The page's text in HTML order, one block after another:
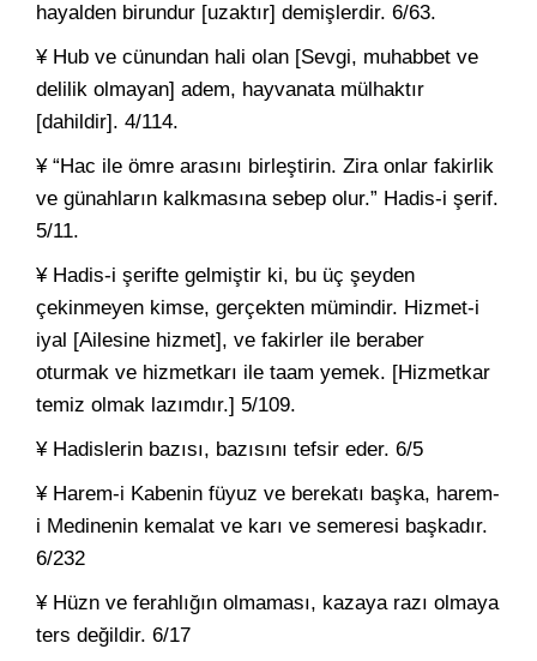
hayalden birundur [uzaktır] demişlerdir. 6/63.
¥ Hub ve cünundan hali olan [Sevgi, muhabbet ve
delilik olmayan] adem, hayvanata mülhaktır
[dahildir]. 4/114.
¥ “Hac ile ömre arasını birleştirin. Zira onlar fakirlik
ve günahların kalkmasına sebep olur.” Hadis-i şerif.
5/11.
¥ Hadis-i şerifte gelmiştir ki, bu üç şeyden
çekinmeyen kimse, gerçekten mümindir. Hizmet-i
iyal [Ailesine hizmet], ve fakirler ile beraber
oturmak ve hizmetkarı ile taam yemek. [Hizmetkar
temiz olmak lazımdır.] 5/109.
¥ Hadislerin bazısı, bazısını tefsir eder. 6/5
¥ Harem-i Kabenin füyuz ve berekatı başka, harem-
i Medinenin kemalat ve karı ve semeresi başkadır.
6/232
¥ Hüzn ve ferahlığın olmaması, kazaya razı olmaya
ters değildir. 6/17